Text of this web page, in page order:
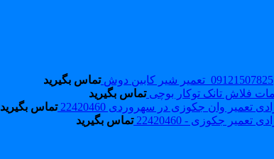
تماس بگیرید
فلاش تانک توکار بوچی تماس بگیرید
تعمیر وان جکوزی در سهروردی 22420460
تماس بگیرید
تعمیر جکوزی - 22420460
تماس بگیرید